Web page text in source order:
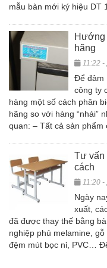
mẫu bàn mới ký hiệu DT
Hướng
hãng
11:22 -
Để đảm
công ty
hàng một số cách phân
hãng so với hàng “nhái”
quan: – Tất cả sản
Tư vấn
cách
11:20 -
Ngày
xuất,
đã được thay thế bằng
nghiệp phủ melamine,
đệm mút bọc nỉ, PVC…